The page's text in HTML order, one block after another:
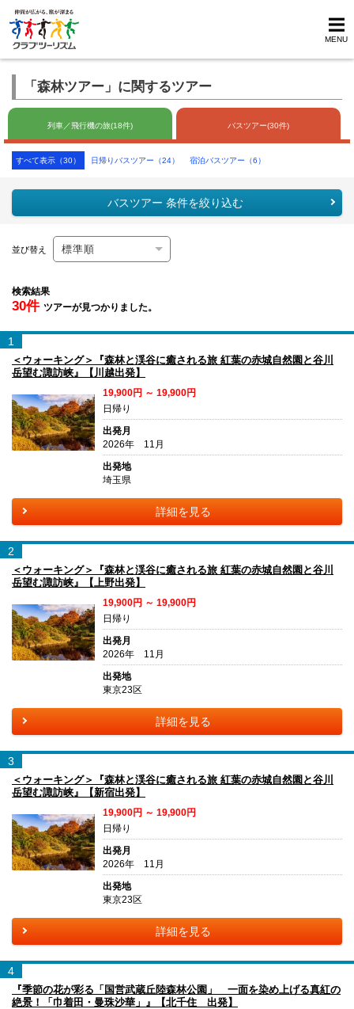
MENU
「森林ツアー」に関するツアー
列車／飛行機の旅(18件) バスツアー(30件)
すべて表示（30） 日帰りバスツアー（24） 宿泊バスツアー（6）
バスツアー 条件を絞り込む
並び替え
検索結果
30件 ツアーが見つかりました。
1
＜ウォーキング＞『森林と渓谷に癒される旅 紅葉の赤城自然園と谷川
岳望む諏訪峡』【川越出発】
19,900円 ～ 19,900円
日帰り
出発月
2026年 11月
出発地
埼玉県
詳細を見る
2
＜ウォーキング＞『森林と渓谷に癒される旅 紅葉の赤城自然園と谷川
岳望む諏訪峡』【上野出発】
19,900円 ～ 19,900円
日帰り
出発月
2026年 11月
出発地
東京23区
詳細を見る
3
＜ウォーキング＞『森林と渓谷に癒される旅 紅葉の赤城自然園と谷川
岳望む諏訪峡』【新宿出発】
19,900円 ～ 19,900円
日帰り
出発月
2026年 11月
出発地
東京23区
詳細を見る
4
『季節の花が彩る「国営武蔵丘陸森林公園」 一面を染め上げる真紅の
絶景！「巾着田・曼珠沙華」』【北千住 出発】